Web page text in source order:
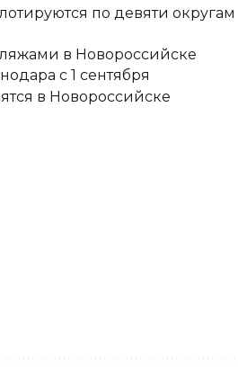
по девяти округам
в Новороссийске
с 1 сентября
в Новороссийске